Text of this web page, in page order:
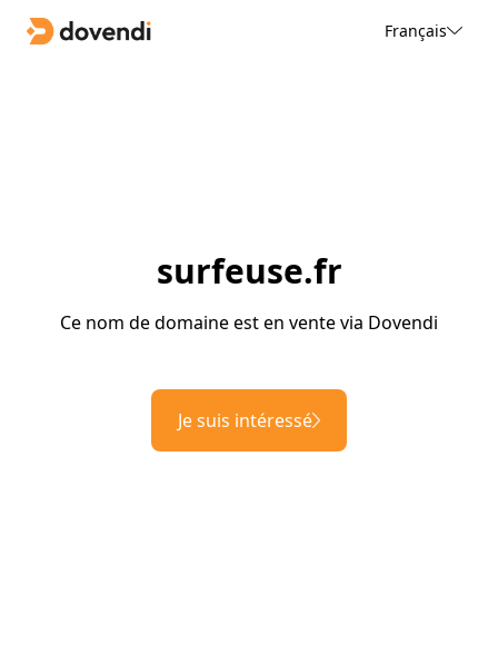
Français
surfeuse.fr
Ce nom de domaine est en vente via Dovendi
Je suis intéressé